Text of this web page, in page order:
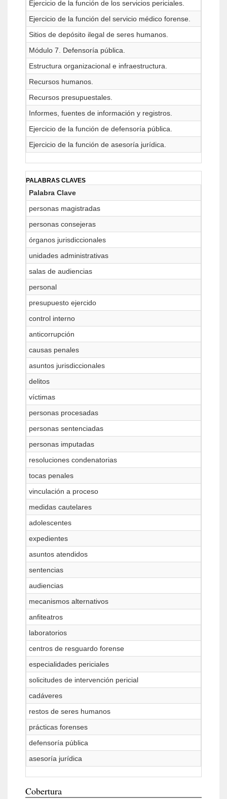
Ejercicio de la función de los servicios periciales.
Ejercicio de la función del servicio médico forense.
Sitios de depósito ilegal de seres humanos.
Módulo 7. Defensoría pública.
Estructura organizacional e infraestructura.
Recursos humanos.
Recursos presupuestales.
Informes, fuentes de información y registros.
Ejercicio de la función de defensoría pública.
Ejercicio de la función de asesoría jurídica.
PALABRAS CLAVES
Palabra Clave
personas magistradas
personas consejeras
órganos jurisdiccionales
unidades administrativas
salas de audiencias
personal
presupuesto ejercido
control interno
anticorrupción
causas penales
asuntos jurisdiccionales
delitos
víctimas
personas procesadas
personas sentenciadas
personas imputadas
resoluciones condenatorias
tocas penales
vinculación a proceso
medidas cautelares
adolescentes
expedientes
asuntos atendidos
sentencias
audiencias
mecanismos alternativos
anfiteatros
laboratorios
centros de resguardo forense
especialidades periciales
solicitudes de intervención pericial
cadáveres
restos de seres humanos
prácticas forenses
defensoría pública
asesoría jurídica
Cobertura